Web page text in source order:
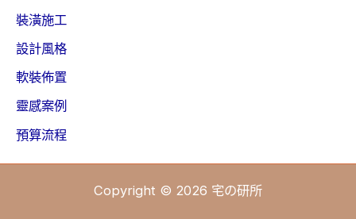
裝潢施工
設計風格
軟裝佈置
靈感案例
預算流程
Copyright © 2026 宅の研所